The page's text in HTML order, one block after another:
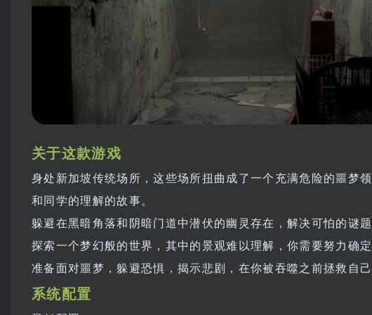
关于这款游戏
身处新加坡传统场所，这些场所扭曲成了一个充满危险的噩梦
和同学的理解的故事。
躲避在黑暗角落和阴暗门道中潜伏的幽灵存在，解决可怕的谜题
探索一个梦幻般的世界，其中的景观难以理解，你需要努力确
准备面对噩梦，躲避恐惧，揭示悲剧，在你被吞噬之前拯救自己
系统配置